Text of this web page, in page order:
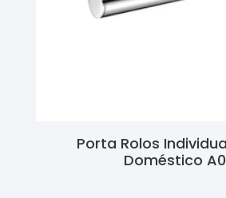
Porta Rolos
Doméstico